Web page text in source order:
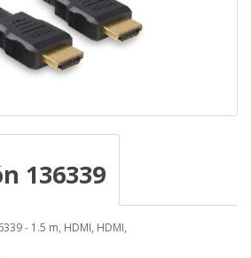
136339
- 1.5 m, HDMI, HDMI,